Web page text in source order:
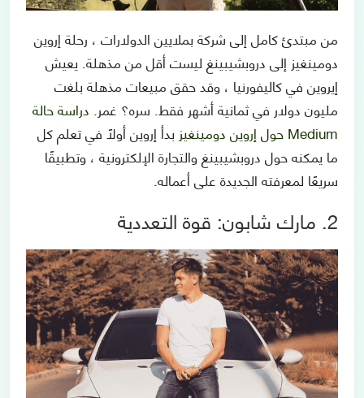
من مبتدئ كامل إلى شركة بملايين الدولارات ، رحلة إروين
دومينغيز إلى دروبشيبينغ ليست أقل من مذهلة. يعيش
إيروين في كاليفورنيا ، وقد حقق مبيعات مذهلة بلغت
مليون دولار في ثمانية أشهر فقط. سره؟ غمر. دراسة حالة
Medium حول إروين دومينغيز
بدأ إروين أولًا في تعلم كل
ما يمكنه حول دروبشيبينغ والتجارة الإلكترونية ، وتطبيقًا
سريعًا لمعرفته الجديدة على أعماله.
2. مارك شابون: قوة التعددية